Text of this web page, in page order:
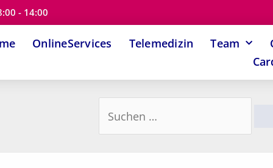
- 14:00
OnlineServices Telemedizin Team
nach: